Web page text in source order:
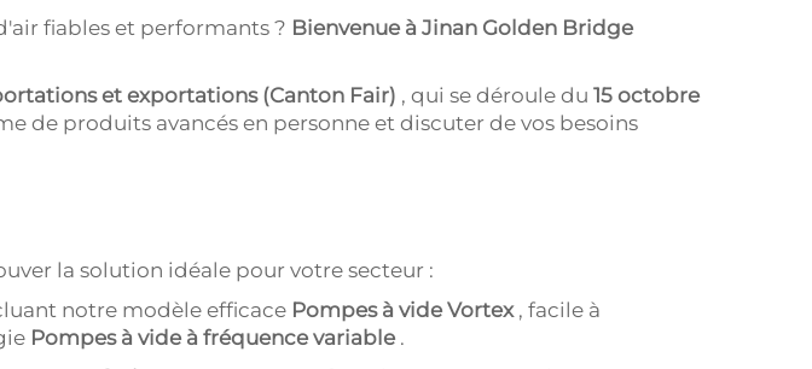
fiables et performants ? Bienvenue à Jinan Golden Bridge
et exportations (Canton Fair) , qui se déroule du 15 octobre
de produits avancés en personne et discuter de vos besoins
la solution idéale pour votre secteur :
notre modèle efficace Pompes à vide Vortex , facile à
Pompes à vide à fréquence variable .